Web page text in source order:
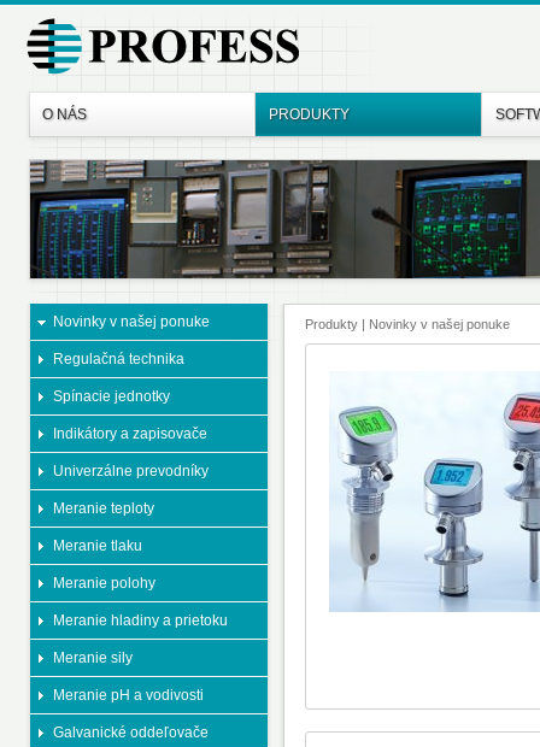
O NÁS PRODUKTY
Novinky v našej ponuke
Regulačná technika
Spínacie jednotky
Indikátory a zapisovače
Univerzálne prevodníky
Meranie teploty
Meranie tlaku
Meranie polohy
Meranie hladiny a prietoku
Meranie sily
Meranie pH a vodivosti
Galvanické oddeľovače
Produkty | Novinky v našej ponuke